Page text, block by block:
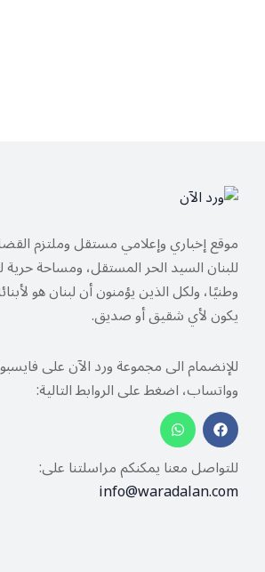
موقع إخباري وإعلامي مستقل وملتزم
للبنان السيد الحر المستقل، ومساحة حرية
وطنيًا، ولكل الذين يؤمنون أن لبنان هو
يكون لأي شقيق أو صديق.
للإنضمام الى مجموعة ورد الآن على
وواتساب، اضغط على الروابط التالية:
للتواصل معنا يمكنكم مراسلتنا على:
info@waradalan.com